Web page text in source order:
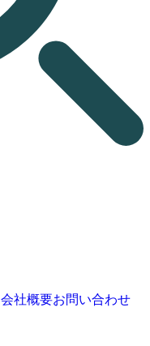
会社概要お問い合わせ